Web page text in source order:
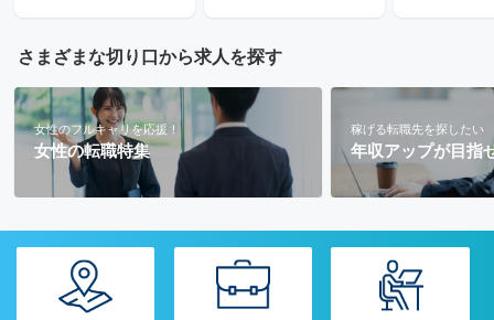
さまざまな切り口から求人を探す
女性のフルキャリを応援！
女性の転職特集
稼げる転職先を探したい
年収アップが目指